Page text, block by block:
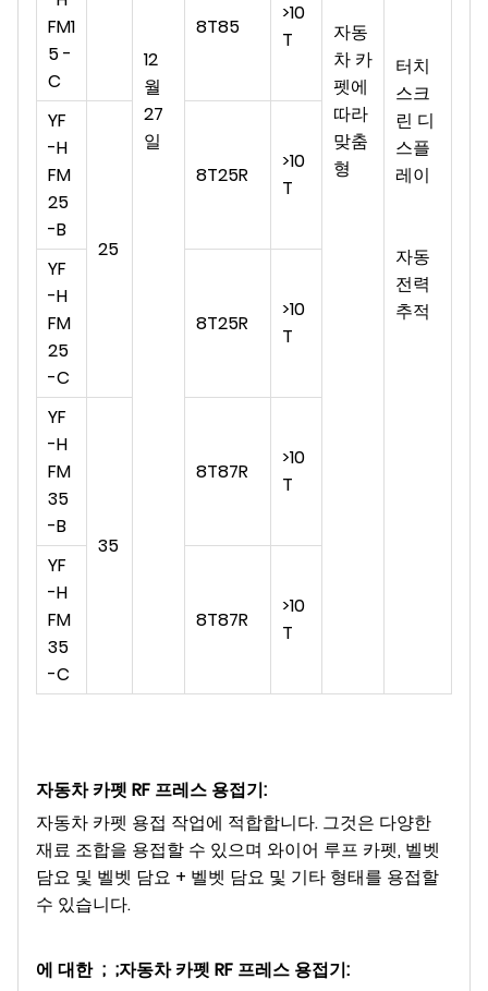
12
월
27
일
자동
차 카
펫에
따라
맞춤
형
터치
스크
린 디
스플
레이
자동
전력
추적
FM1
5 -
C
8T85
>10
T
YF
-H
FM
25
-B
25
8T25R
>10
T
YF
-H
FM
25
-C
8T25R
>10
T
YF
-H
FM
35
-B
35
8T87R
>10
T
YF
-H
FM
35
-C
8T87R
>10
T
자동차 카펫 RF 프레스 용접기:
자동차 카펫 용접 작업에 적합합니다. 그것은 다양한
재료 조합을 용접할 수 있으며 와이어 루프 카펫, 벨벳
담요 및 벨벳 담요 + 벨벳 담요 및 기타 형태를 용접할
수 있습니다.
에 대한 ; ;자동차 카펫 RF 프레스 용접기: